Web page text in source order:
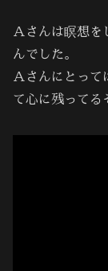
Ａさんは瞑想を
んでした。
Ａさんにとって
て心に残ってる